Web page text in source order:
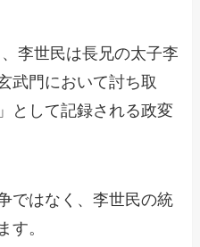
李世民は長兄の太子李
武門において討ち取
として記録される政変
ではなく、李世民の統
す。